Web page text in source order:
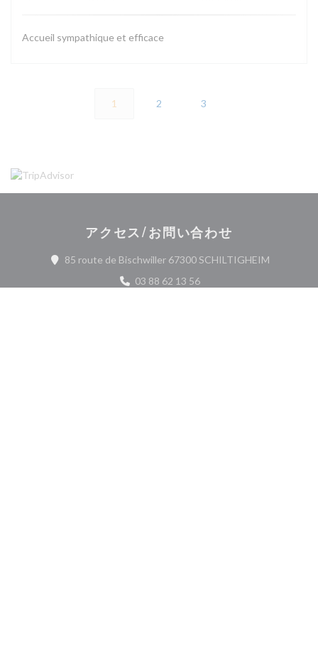
Accueil sympathique et efficace
1 2 3
アクセス/お問い合わせ
85 route de Bischwiller 67300 SCHILTIGHEIM
03 88 62 13 56